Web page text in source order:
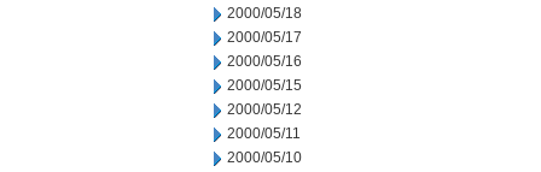
2000/05/18
2000/05/17
2000/05/16
2000/05/15
2000/05/12
2000/05/11
2000/05/10